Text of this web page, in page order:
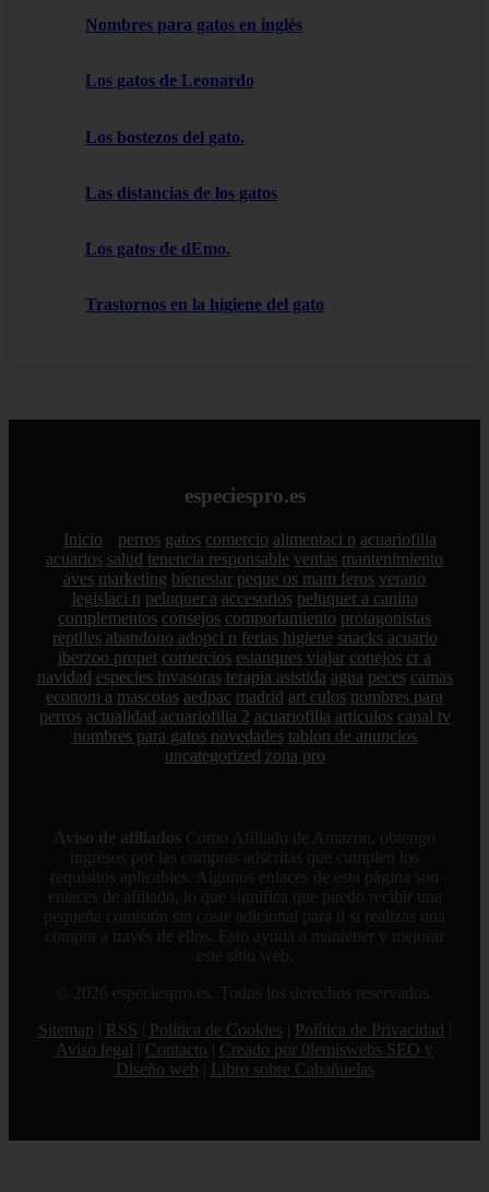
Nombres para gatos en inglés
Los gatos de Leonardo
Los bostezos del gato.
Las distancias de los gatos
Los gatos de dEmo.
Trastornos en la higiene del gato
especiespro.es
Inicio perros gatos comercio alimentaci n acuariofilia
acuarios salud tenencia responsable ventas mantenimiento
aves marketing bienestar peque os mam feros verano
legislaci n peluquer a accesorios peluquer a canina
complementos consejos comportamiento protagonistas
reptiles abandono adopci n ferias higiene snacks acuario
iberzoo propet comercios estanques viajar conejos cr a
navidad especies invasoras terapia asistida agua peces camas
econom a mascotas aedpac madrid art culos nombres para
perros actualidad acuariofilia 2 acuariofilia articulos canal tv
nombres para gatos novedades tablon de anuncios
uncategorized zona pro
Aviso de afiliados Como Afiliado de Amazon, obtengo
ingresos por las compras adscritas que cumplen los
requisitos aplicables. Algunos enlaces de esta página son
enlaces de afiliado, lo que significa que puedo recibir una
pequeña comisión sin coste adicional para ti si realizas una
compra a través de ellos. Esto ayuda a mantener y mejorar
este sitio web.
© 2026 especiespro.es. Todos los derechos reservados.
Sitemap
RSS Política de Cookies Política de Privacidad
Aviso legal
Contacto
Creado por 0lemiswebs SEO y
Diseño web
Libro sobre Cabañuelas